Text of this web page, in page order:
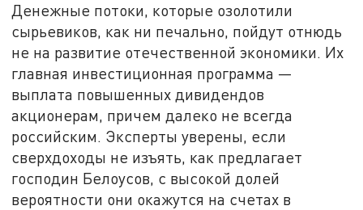
Денежные потоки, которые озолотили
сырьевиков, как ни печально, пойдут отнюдь
не на развитие отечественной экономики. Их
главная инвестиционная программа —
выплата повышенных дивидендов
акционерам, причем далеко не всегда
российским. Эксперты уверены, если
сверхдоходы не изъять, как предлагает
господин Белоусов, с высокой долей
вероятности они окажутся на счетах в